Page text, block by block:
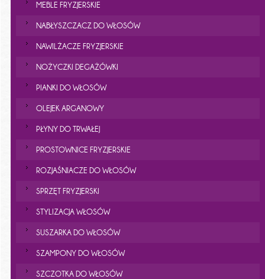
MEBLE FRYZJERSKIE
NABŁYSZCZACZ DO WŁOSÓW
NAWILŻACZE FRYZJERSKIE
NOŻYCZKI DEGAŻÓWKI
PIANKI DO WŁOSÓW
OLEJEK ARGANOWY
PŁYNY DO TRWAŁEJ
PROSTOWNICE FRYZJERSKIE
ROZJAŚNIACZE DO WŁOSÓW
SPRZĘT FRYZJERSKI
STYLIZACJA WŁOSÓW
SUSZARKA DO WŁOSÓW
SZAMPONY DO WŁOSÓW
SZCZOTKA DO WŁOSÓW